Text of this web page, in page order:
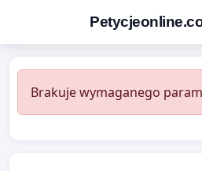
Brakuje wymaganego